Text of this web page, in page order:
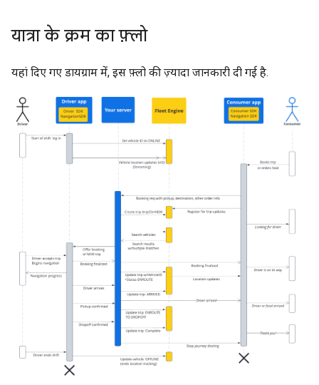
यात्रा के क्रम का फ़्लो
यहां दिए गए डायग्राम में, इस फ़्लो की ज़्यादा जानकारी दी गई है.